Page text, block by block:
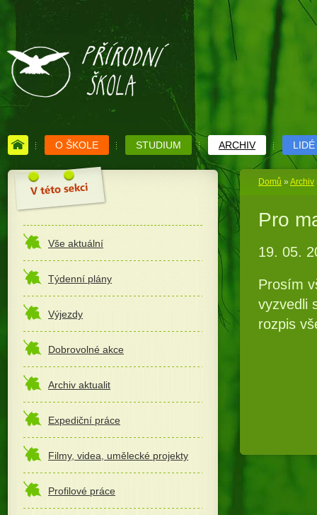
O ŠKOLE STUDIUM ARCHIV LIDÉ
Vše aktuální
Týdenní plány
Výjezdy
Dobrovolné akce
Archiv aktualit
Expediční práce
Filmy, videa, umělecké projekty
Profilové práce
Domů » Archiv
Pro
19. 05.
Prosím
vyzvedli
rozpis